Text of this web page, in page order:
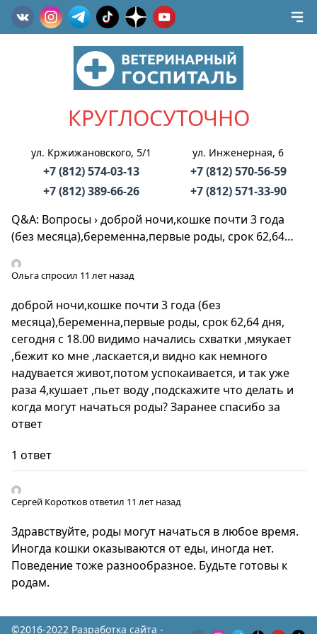
КРУГЛОСУТОЧНО
ул. Кржижановского, 5/1
+7 (812) 574-03-13
+7 (812) 389-66-26
ул. Инженерная, 6
+7 (812) 570-56-59
+7 (812) 571-33-90
Q&A: Вопросы›доброй ночи,кошке почти 3 года
(без месяца),беременна,первые роды, срок 62,64…
Ольгаспросил 11 лет назад
доброй ночи,кошке почти 3 года (без
месяца),беременна,первые роды, срок 62,64 дня,
сегодня с 18.00 видимо начались схватки ,мяукает
,бежит ко мне ,ласкается,и видно как немного
надувается живот,потом успокаивается, и так уже
раза 4,кушает ,пьет воду ,подскажите что делать и
когда могут начаться роды? Заранее спасибо за
ответ
1 ответ
Сергей Коротковответил 11 лет назад
Здравствуйте, роды могут начаться в любое время.
Иногда кошки оказываются от еды, иногда нет.
Поведение тоже разнообразное. Будьте готовы к
родам.
©2016-2022 Разработка сайта -